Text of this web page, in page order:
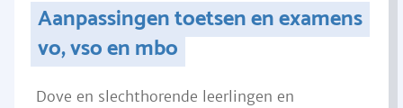
Aanpassingen toetsen en examens
vo, vso en mbo
Dove en slechthorende leerlingen en